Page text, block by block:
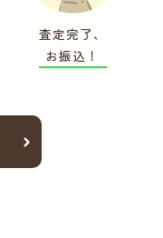
査定完了、
お振込！